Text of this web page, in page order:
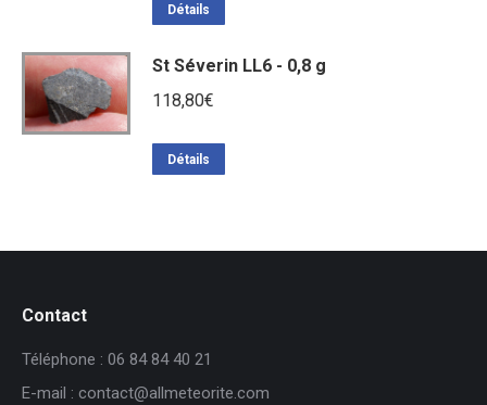
373,20€.298,80€.
Détails
St Séverin LL6 - 0,8 g
118,80€
Détails
Contact
Téléphone : 06 84 84 40 21
E-mail : contact@allmeteorite.com